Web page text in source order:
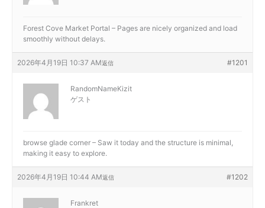
Forest Cove Market Portal – Pages are nicely organized and load
smoothly without delays.
2026年4月19日 10:37 AM #1201
返信
RandomNameKizit
ゲスト
browse glade corner – Saw it today and the structure is minimal,
making it easy to explore.
2026年4月19日 10:44 AM #1202
返信
Frankret